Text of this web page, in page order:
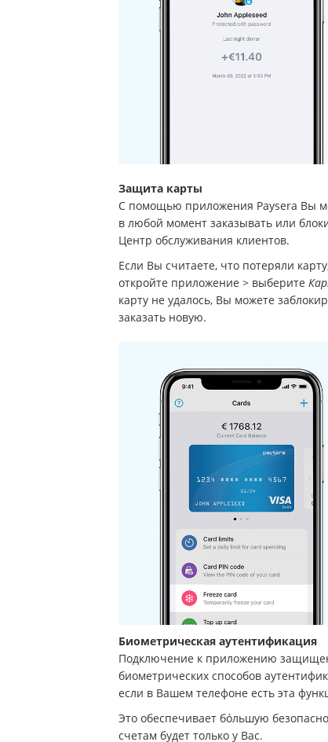
Защита карты
С помощью приложения Paysera Вы
в любой момент заказывать или
Центр обслуживания клиентов.
Если Вы считаете, что потеряли
откройте приложение > выберите
карту не удалось, Вы можете
заказать новую.
Биометрическая аутентификация
Подключение к приложению
биометрических способов
если в Вашем телефоне есть эта
Это обеспечивает бóльшую
счетам будет только у Вас.